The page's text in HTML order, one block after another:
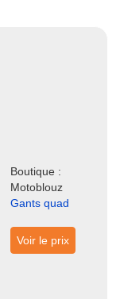
Boutique :
Motoblouz
Gants quad
Voir le prix